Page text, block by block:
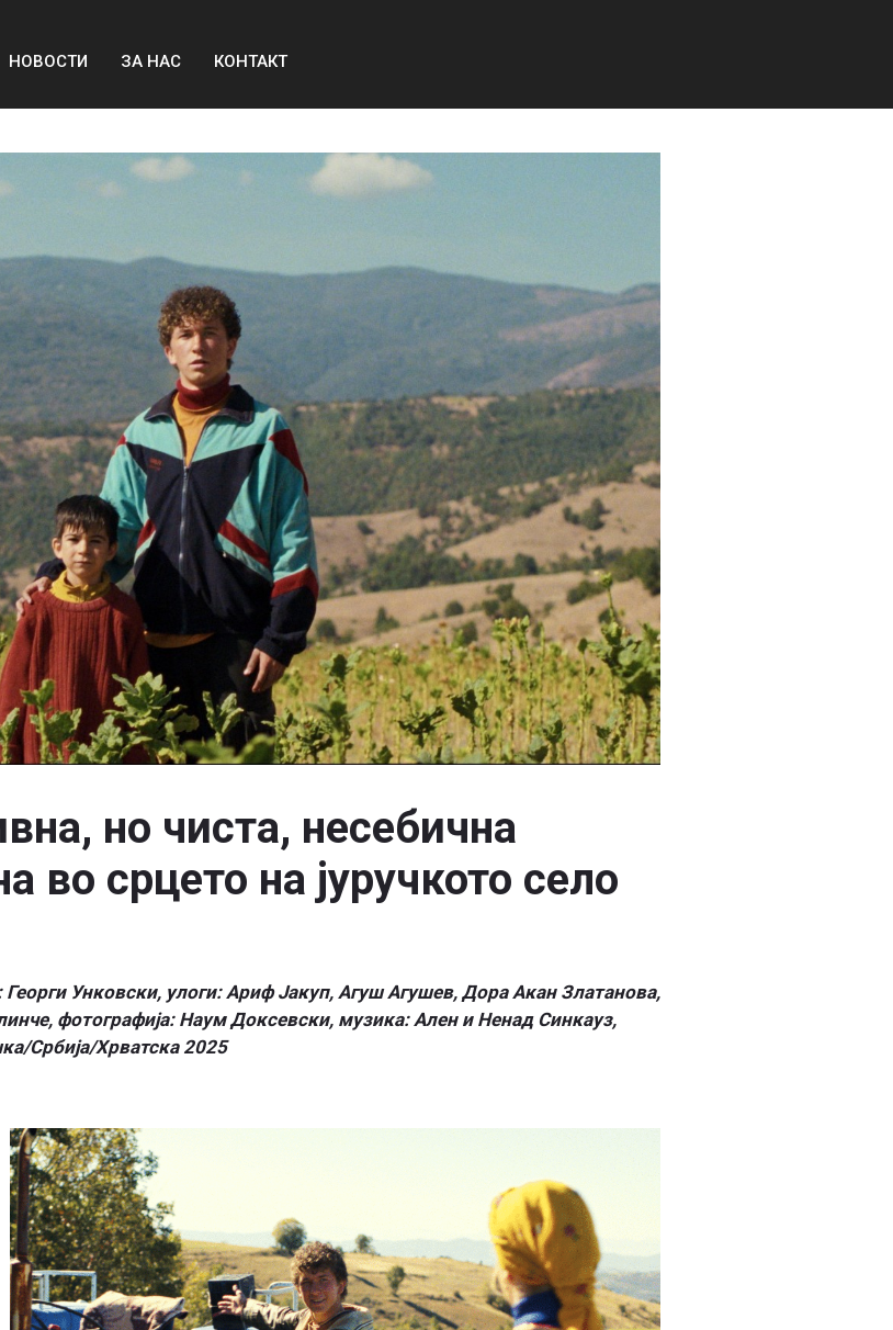
НОВОСТИ ЗА НАС КОНТАКТ
но чиста, несебична
во срцето на јуручкото село
Георги Унковски, улоги: Ариф Јакуп, Агуш Агушев, Дора Акан Златанова,
фотографија: Наум Доксевски, музика: Ален и Ненад Синкауз,
Србија/Хрватска 2025